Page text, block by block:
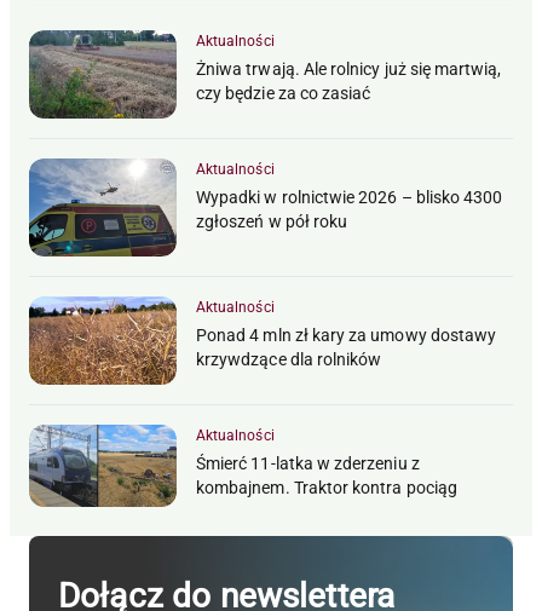
Aktualności
Żniwa trwają. Ale rolnicy już się martwią,
czy będzie za co zasiać
Aktualności
Wypadki w rolnictwie 2026 – blisko 4300
zgłoszeń w pół roku
Aktualności
Ponad 4 mln zł kary za umowy dostawy
krzywdzące dla rolników
Aktualności
Śmierć 11-latka w zderzeniu z
kombajnem. Traktor kontra pociąg
Dołącz do newslettera